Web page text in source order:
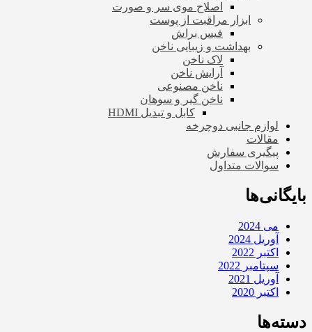
اصلاح موی سر و صورت
ابزار مراقبت از پوست
فیس براش
بهداشت و زیبایی ناخن
لاک ناخن
آرایش ناخن
ناخن مصنوعی
ناخن گیر و سوهان
کابل و تبدیل HDMI
لوازم جانبی دوچرخه
مقالات
پیگیری سفارش
سوالات متداول
بایگانی‌ها
می 2024
آوریل 2024
اکتبر 2022
سپتامبر 2022
آوریل 2021
اکتبر 2020
دسته‌ها